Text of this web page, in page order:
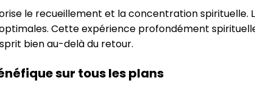
le recueillement et la concentration spirituelle.
Cette expérience profondément
bien au-delà du retour.
sur tous les plans